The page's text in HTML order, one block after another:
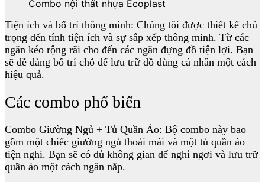
Combo nội thất nhựa Ecoplast
Tiện ích và bố trí thông minh: Chúng tôi được thiết kế chú
trọng đến tính tiện ích và sự sắp xếp thông minh. Từ các
ngăn kéo rộng rãi cho đến các ngăn đựng đồ tiện lợi. Bạn
sẽ dễ dàng bố trí chỗ để lưu trữ đồ dùng cá nhân một cách
hiệu quả.
Các combo phổ biến
Combo Giường Ngủ + Tủ Quần Áo: Bộ combo này bao
gồm một chiếc giường ngủ thoải mái và một tủ quần áo
tiện nghi. Bạn sẽ có đủ không gian để nghỉ ngơi và lưu trữ
quần áo một cách ngăn nắp.